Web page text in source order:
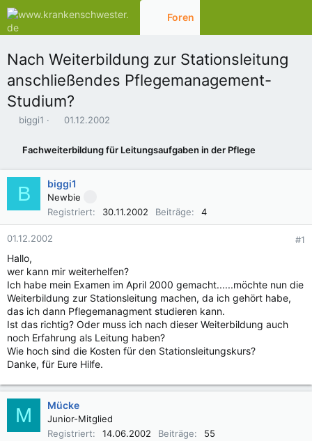
Foren
Nach Weiterbildung zur Stationsleitung
anschließendes Pflegemanagement-
Studium?
E
e
biggi1
E
t
e
l
l
t
01.12.2002
Fachweiterbildung für Leitungsaufgaben in der Pflege
B biggi1
Newbie
Registriert
30.11.2002 Beiträge 4
01.12.2002 #1
Hallo,
wer kann mir weiterhelfen?
Ich habe mein Examen im April 2000 gemacht......möchte nun die
Weiterbildung zur Stationsleitung machen, da ich gehört habe,
das ich dann Pflegemanagment studieren kann.
Ist das richtig? Oder muss ich nach dieser Weiterbildung auch
noch Erfahrung als Leitung haben?
Wie hoch sind die Kosten für den Stationsleitungskurs?
Danke, für Eure Hilfe.
M Mücke
Junior-Mitglied
Registriert
14.06.2002 Beiträge 55